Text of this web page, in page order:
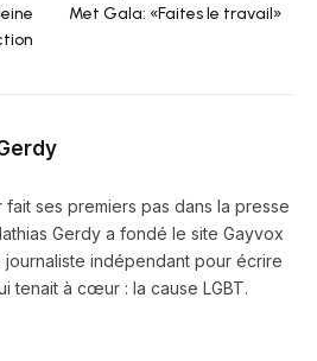
Met Gala: «Faites le travail»
fait ses premiers pas dans la presse
Gerdy a fondé le site Gayvox
journaliste indépendant pour écrire
tenait à cœur : la cause LGBT.